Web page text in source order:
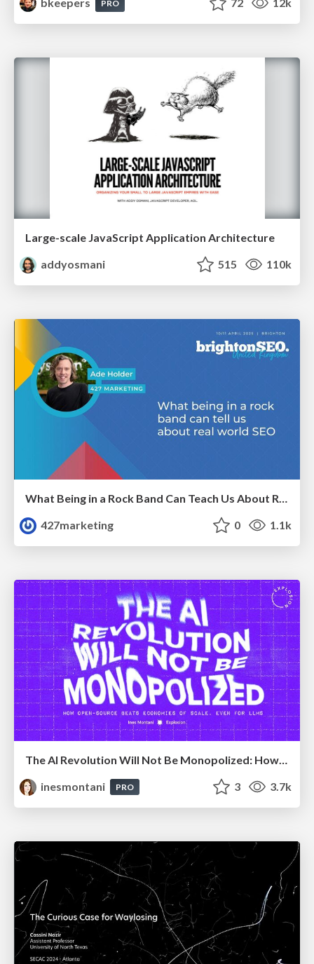
bkeepers
PRO 72 12k
Large-scale JavaScript Application Architecture
addyosmani
515 110k
What Being in a Rock Band Can Teach Us About Real World SEO
427marketing
0 1.1k
inesmontani
PRO 3 3.7k